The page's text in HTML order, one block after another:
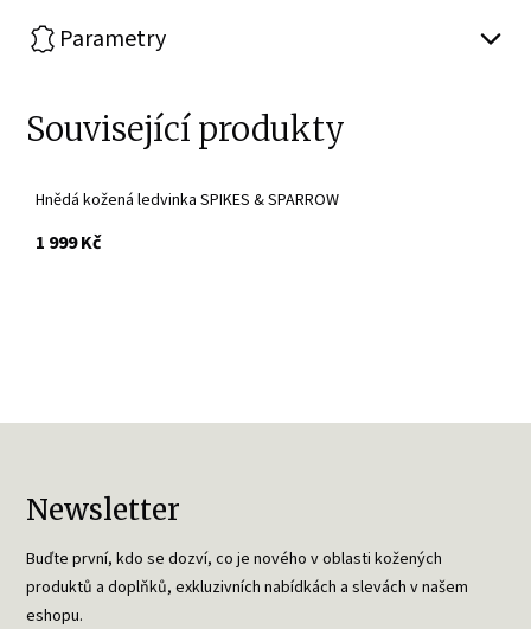
Parametry
Související produkty
Hnědá kožená ledvinka SPIKES & SPARROW
1 999 Kčs DPH
Newsletter
Buďte první, kdo se dozví, co je nového v oblasti kožených
produktů a doplňků, exkluzivních nabídkách a slevách v našem
eshopu.